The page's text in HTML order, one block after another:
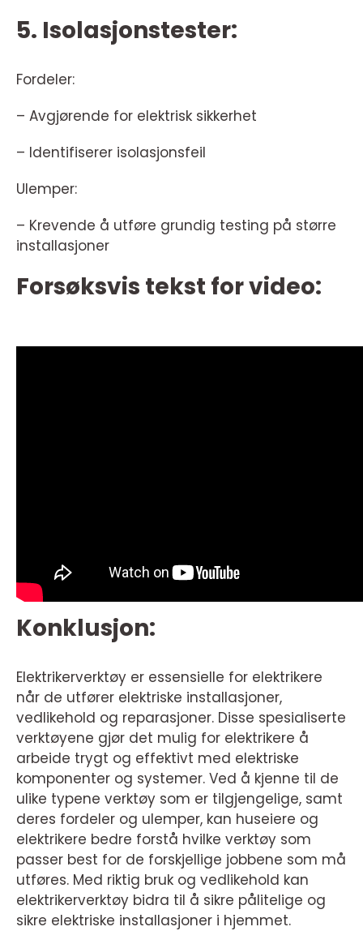
5. Isolasjonstester:
Fordeler:
– Avgjørende for elektrisk sikkerhet
– Identifiserer isolasjonsfeil
Ulemper:
– Krevende å utføre grundig testing på større
installasjoner
Forsøksvis tekst for video:
Konklusjon:
Elektrikerverktøy er essensielle for elektrikere
når de utfører elektriske installasjoner,
vedlikehold og reparasjoner. Disse spesialiserte
verktøyene gjør det mulig for elektrikere å
arbeide trygt og effektivt med elektriske
komponenter og systemer. Ved å kjenne til de
ulike typene verktøy som er tilgjengelige, samt
deres fordeler og ulemper, kan huseiere og
elektrikere bedre forstå hvilke verktøy som
passer best for de forskjellige jobbene som må
utføres. Med riktig bruk og vedlikehold kan
elektrikerverktøy bidra til å sikre pålitelige og
sikre elektriske installasjoner i hjemmet.